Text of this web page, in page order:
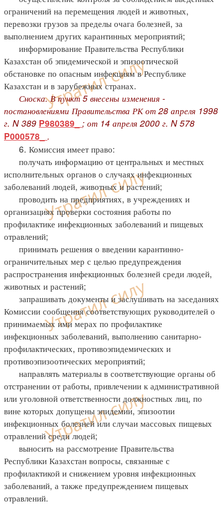
ограничений на перемещения людей и животных,
перевозки грузов за пределы очага болезней, за
выполнением других карантинных мероприятий;
информирование Правительства Республики
Казахстан об эпидемической и эпизоотической
обстановке по опасным инфекциям в Республике
Казахстан и в зарубежных странах.
Сноска. В пункт 5 внесены изменения -
постановлениями Правительства РК от 28 апреля 1998
г. N 389 P980389_ ; от 14 апреля 2000 г. N 578
P000578_ .
6. Комиссия имеет право:
получать информацию от центральных и местных
исполнительных органов о случаях инфекционных
заболеваний людей, животных и растений;
проводить на предприятиях, в учреждениях и
организациях проверки состояния работы по
профилактике инфекционных заболеваний и пищевых
отравлений;
принимать решения о введении карантинно-
ограничительных мер с целью предупреждения
распространения инфекционных болезней среди людей,
животных и растений;
запрашивать документы и заслушивать на заседаниях
Комиссии сообщения соответствующих руководителей о
принимаемых ими мерах по профилактике
инфекционных заболеваний, выполнению санитарно-
профилактических, противоэпидемических и
противоэпизоотических мероприятий;
направлять материалы в соответствующие органы об
отстранении от работы, привлечении к административной
или уголовной ответственности должностных лиц, по
вине которых допущены эпидемии, эпизоотии
инфекционных болезней или случаи массовых пищевых
отравлений среди людей;
выносить на рассмотрение Правительства
Республики Казахстан вопросы, связанные с
профилактикой и снижением уровня инфекционных
заболеваний, а также предупреждением пищевых
отравлений.